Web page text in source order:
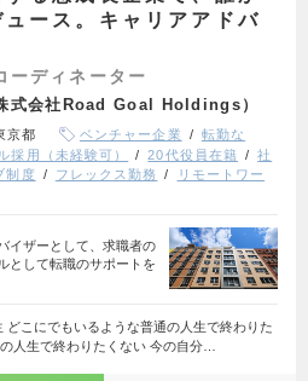
ース。キャリアアドバ
ーディネーター
式会社Road Goal Holdings）
京都 ベンチャー企業
転勤な
採用（未経験可） 20代役員在籍
社
制度 フレックス勤務
リモートワー
イザーとして、求職者の
として転職のサポートを
どこにでもいるような普通の人生で終わりた
人生で終わりたくない 今の自分…